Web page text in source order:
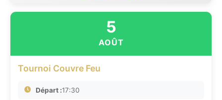
5
AOÛT
Tournoi Couvre Feu
Départ :17:30